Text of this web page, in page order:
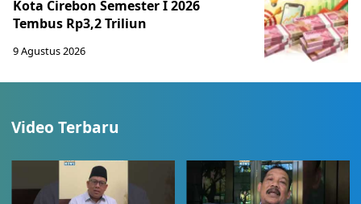
Kota Cirebon Semester I 2026
Tembus Rp3,2 Triliun
9 Agustus 2026
Video Terbaru